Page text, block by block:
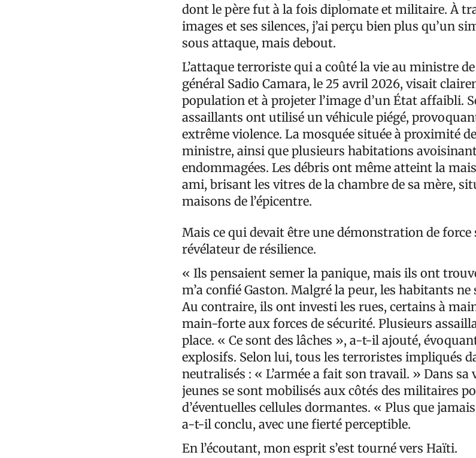
dont le père fut à la fois diplomate et militaire. À
images et ses silences, j’ai perçu bien plus qu’un
sous attaque, mais debout.
L’attaque terroriste qui a coûté la vie au ministre
général Sadio Camara, le 25 avril 2026, visait
population et à projeter l’image d’un État affaibli.
assaillants ont utilisé un véhicule piégé,
extrême violence. La mosquée située à proximité
ministre, ainsi que plusieurs habitations
endommagées. Les débris ont même atteint la
ami, brisant les vitres de la chambre de sa mère,
maisons de l’épicentre.
Mais ce qui devait être une démonstration de force
révélateur de résilience.
« Ils pensaient semer la panique, mais ils ont
m’a confié Gaston. Malgré la peur, les habitants ne
Au contraire, ils ont investi les rues, certains à
main-forte aux forces de sécurité. Plusieurs
place. « Ce sont des lâches », a-t-il ajouté,
explosifs. Selon lui, tous les terroristes impliqués
neutralisés : « L’armée a fait son travail. » Dans sa
jeunes se sont mobilisés aux côtés des militaires
d’éventuelles cellules dormantes. « Plus que
a-t-il conclu, avec une fierté perceptible.
En l’écoutant, mon esprit s’est tourné vers Haïti.